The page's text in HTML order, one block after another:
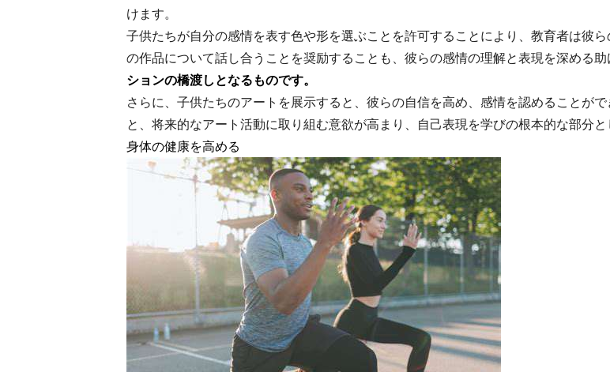
けます。
子供たちが自分の感情を表す色や形を選ぶことを許可することにより、教育者は彼
の作品について話し合うことを奨励することも、彼らの感情の理解と表現を深める助
ションの橋渡しとなるものです。
さらに、子供たちのアートを展示すると、彼らの自信を高め、感情を認めることが
と、将来的なアート活動に取り組む意欲が高まり、自己表現を学びの根本的な部分と
身体の健康を高める